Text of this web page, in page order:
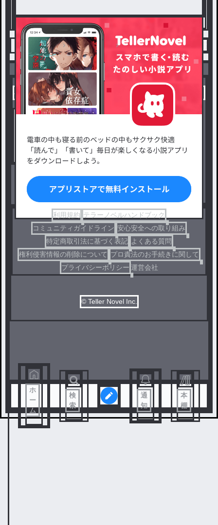
トップ 悲しすぎる マジカヨ / 琥珀💎の連載小説
小説を探す
新着小説一覧
小説コンテスト応募・公募
出版・メディアミックス作品
ジャンルから探す
恋愛・ロマンス
ファンタジー・異世界・SF
ホラー・ミステリー
コメディ
利用規約 テラーノベルハンドブック
コミュニティガイドライン 安心安全への取り組み
特定商取引法に基づく表記 よくある質問
権利侵害情報の削除について プロ責法のお手続きに関して
プライバシーポリシー 運営会社
© Teller Novel Inc.
ホ
ー
ム
検
索
通
知
本
棚